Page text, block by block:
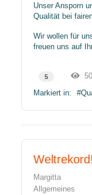
Unser Ansporn
Qualität bei
Wir wollen für
freuen uns auf
5
Markiert in:
Weltrekord!
Margitta
Allgemeines